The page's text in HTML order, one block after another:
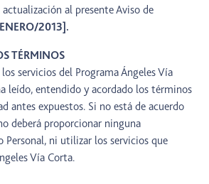
al presente Aviso de
2013].
TÉRMINOS
servicios del Programa Ángeles Vía
leído, entendido y acordado los términos
antes expuestos. Si no está de acuerdo
deberá proporcionar ninguna
ni utilizar los servicios que
Vía Corta.